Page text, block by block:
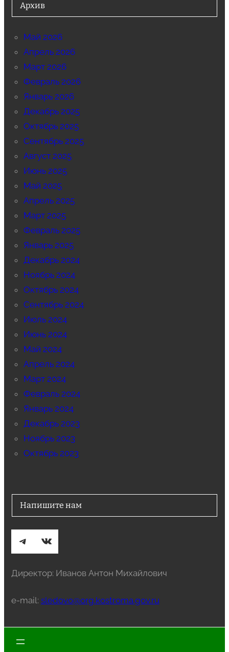
Архив
Май 2026
Апрель 2026
Март 2026
Февраль 2026
Январь 2026
Декабрь 2025
Октябрь 2025
Сентябрь 2025
Август 2025
Июнь 2025
Май 2025
Апрель 2025
Март 2025
Февраль 2025
Январь 2025
Декабрь 2024
Ноябрь 2024
Октябрь 2024
Сентябрь 2024
Июль 2024
Июнь 2024
Май 2024
Апрель 2024
Март 2024
Февраль 2024
Январь 2024
Декабрь 2023
Ноябрь 2023
Октябрь 2023
Напишите нам
Telegram ВКонтакте
Директор: Иванов Антон Михайлович
e-mail: sledovo@org.kostroma.gov.ru